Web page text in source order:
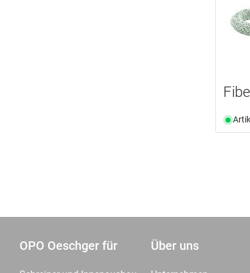
OPO Oeschger für Über uns